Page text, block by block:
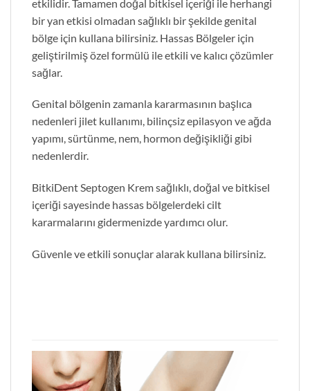
etkilidir. Tamamen doğal bitkisel içeriği ile herhangi
bir yan etkisi olmadan sağlıklı bir şekilde genital
bölge için kullana bilirsiniz. Hassas Bölgeler için
geliştirilmiş özel formülü ile etkili ve kalıcı çözümler
sağlar.
Genital bölgenin zamanla kararmasının başlıca
nedenleri jilet kullanımı, bilinçsiz epilasyon ve ağda
yapımı, sürtünme, nem, hormon değişikliği gibi
nedenlerdir.
BitkiDent Septogen Krem sağlıklı, doğal ve bitkisel
içeriği sayesinde hassas bölgelerdeki cilt
kararmalarını gidermenizde yardımcı olur.
Güvenle ve etkili sonuçlar alarak kullana bilirsiniz.